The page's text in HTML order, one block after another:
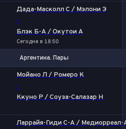
Дада-Масколл С / Мэлони Э
-
Блэк Б-А / Окутои А
Сегодня в 18:50
Аргентина. Пары
Мойано Л / Ромеро К
-
Ккуно Р / Соуза-Салазар Н
Ларрайя-Гиди С-А / Медиорреал-